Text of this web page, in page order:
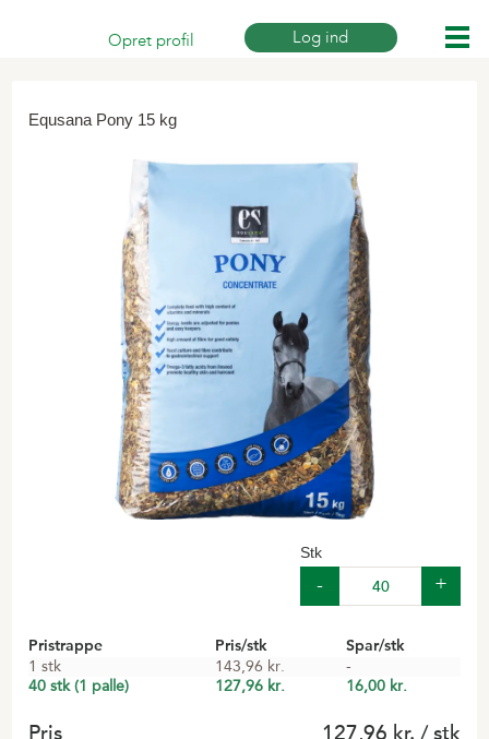
Log ind
Opret profil
Equsana Pony 15 kg
Stk
Pristrappe Pris/stk Spar/stk
1 stk 143,96 kr.
-
40 stk (1 palle)
127,96 kr. 16,00 kr.
Pris 127,96 kr. / stk